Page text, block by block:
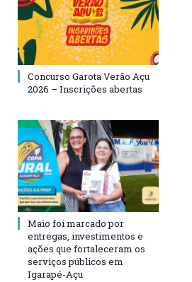
Concurso Garota Verão Açu
2026 – Inscrições abertas
Maio foi marcado por
entregas, investimentos e
ações que fortaleceram os
serviços públicos em
Igarapé-Açu